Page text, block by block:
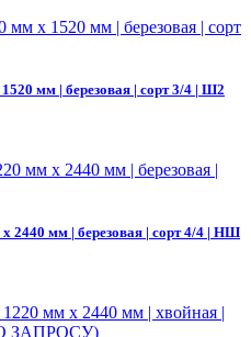
мм | березовая | сорт 3/4 | Ш2
мм | березовая | сорт 4/4 | НШ